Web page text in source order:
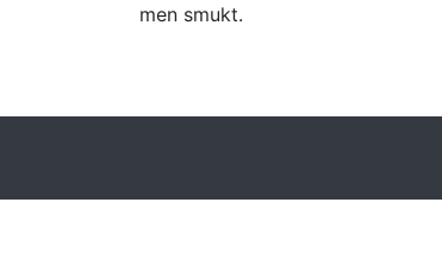
men smukt.